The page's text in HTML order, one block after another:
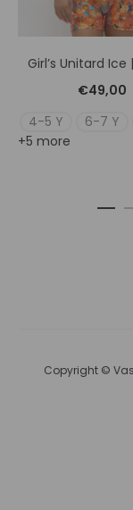
Girl’s Unitard Ice
€49,00
4-5 Y
6-7 Y
+5 more
Copyright ©